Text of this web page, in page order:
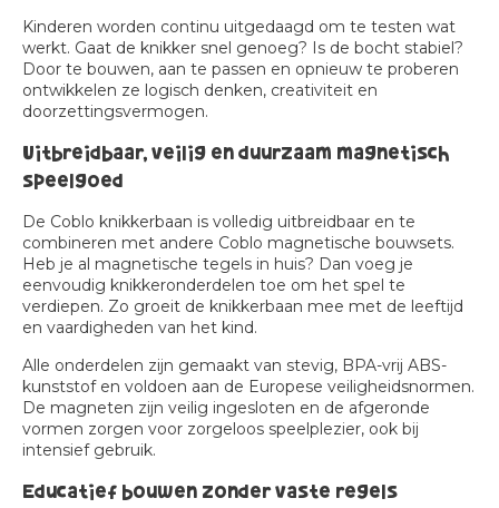
Kinderen worden continu uitgedaagd om te testen wat
werkt. Gaat de knikker snel genoeg? Is de bocht stabiel?
Door te bouwen, aan te passen en opnieuw te proberen
ontwikkelen ze logisch denken, creativiteit en
doorzettingsvermogen.
Uitbreidbaar, veilig en duurzaam magnetisch
speelgoed
De Coblo knikkerbaan is volledig uitbreidbaar en te
combineren met andere Coblo magnetische bouwsets.
Heb je al magnetische tegels in huis? Dan voeg je
eenvoudig knikkeronderdelen toe om het spel te
verdiepen. Zo groeit de knikkerbaan mee met de leeftijd
en vaardigheden van het kind.
Alle onderdelen zijn gemaakt van stevig, BPA-vrij ABS-
kunststof en voldoen aan de Europese veiligheidsnormen.
De magneten zijn veilig ingesloten en de afgeronde
vormen zorgen voor zorgeloos speelplezier, ook bij
intensief gebruik.
Educatief bouwen zonder vaste regels